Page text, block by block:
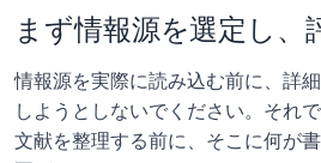
まず情報源を選定し、
情報源を実際に読み込む前に、詳
しようとしないでください。それ
文献を整理する前に、そこに何が